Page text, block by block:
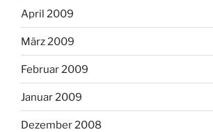
April 2009
März 2009
Februar 2009
Januar 2009
Dezember 2008